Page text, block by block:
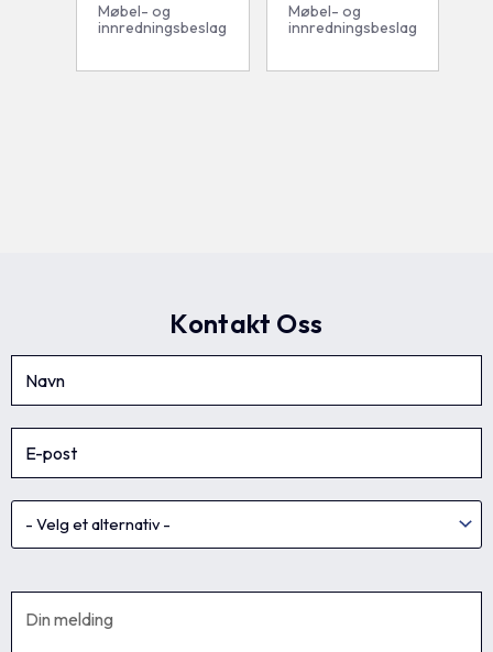
Møbel- og
innredningsbeslag
Møbel- og
innredningsbeslag
Kontakt Oss